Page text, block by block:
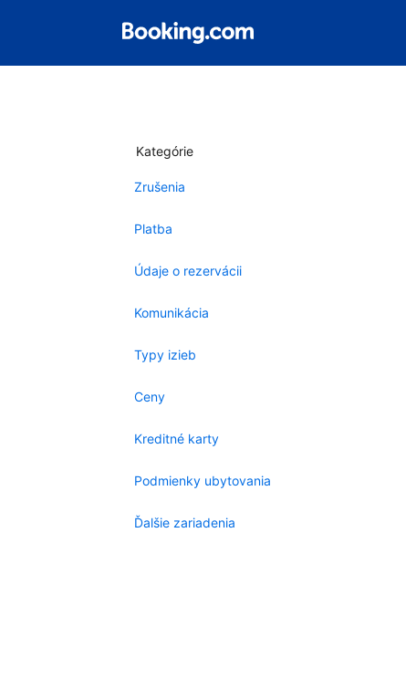
Kategórie
Zrušenia
Platba
Údaje o rezervácii
Komunikácia
Typy izieb
Ceny
Kreditné karty
Podmienky ubytovania
Ďalšie zariadenia